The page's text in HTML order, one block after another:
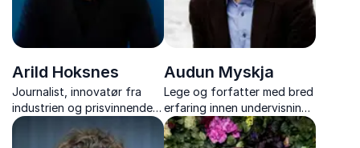
Arild Hoksnes
Journalist, innovatør fra
industrien og prisvinnende
kulturarbeider. Han har holdt
foredrag for mange av de
Audun Myskja
Lege og forfatter med bred
erfaring innen undervisning
og prosjektledelse. Han er
spesialist på ressursbasert